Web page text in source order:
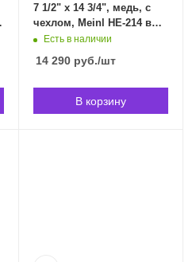
7 1/2" x 14 3/4", медь, с
чехлом, Meinl HE-214 в
Владивостоке
Есть в наличии
14 290руб./шт
В корзину